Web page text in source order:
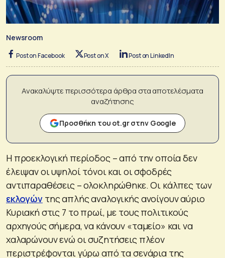
Newsroom
Post on Facebook Post on X Post on LinkedIn
Ανακαλύψτε περισσότερα άρθρα στα αποτελέσματα
αναζήτησης
Προσθήκη του ot.gr στην Google
Η προεκλογική περίοδος – από την οποία δεν
έλειψαν οι υψηλοί τόνοι και οι σφοδρές
αντιπαραθέσεις – ολοκληρώθηκε. Οι κάλπες των
εκλογώντης απλής αναλογικής ανοίγουν αύριο
Κυριακή στις 7 το πρωί, με τους πολιτικούς
αρχηγούς σήμερα, να κάνουν «ταμείο» και να
χαλαρώνουν ενώ οι συζητήσεις πλέον
περιστρέφονται γύρω από τα σενάρια της